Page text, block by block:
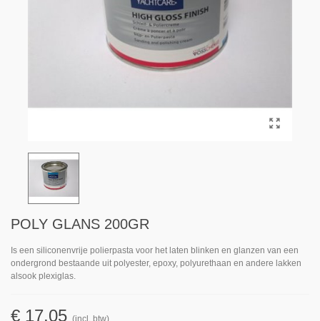
POLY GLANS 200GR
Is een siliconenvrije polierpasta voor het laten blinken en glanzen van een
ondergrond bestaande uit polyester, epoxy, polyurethaan en andere lakken
alsook plexiglas.
€ 17,05 (incl. btw)